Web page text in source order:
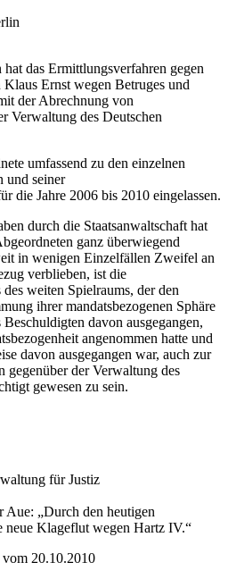
das Ermittlungsverfahren gegen
Klaus Ernst wegen Betruges und
der Abrechnung von
Verwaltung des Deutschen
umfassend zu den einzelnen
und seiner
die Jahre 2006 bis 2010 eingelassen.
durch die Staatsanwaltschaft hat
ganz überwiegend
in wenigen Einzelfällen Zweifel an
verblieben, ist die
weiten Spielraums, der den
ihrer mandatsbezogenen Sphäre
davon ausgegangen,
angenommen hatte und
davon ausgegangen war, auch zur
gegenüber der Verwaltung des
gewesen zu sein.
für Justiz
Aue: „Durch den heutigen
neue Klageflut wegen Hartz IV.“
20.10.2010